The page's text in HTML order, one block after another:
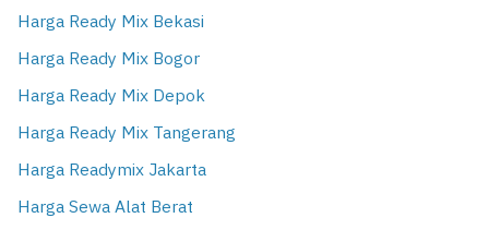
Harga Ready Mix Bekasi
Harga Ready Mix Bogor
Harga Ready Mix Depok
Harga Ready Mix Tangerang
Harga Readymix Jakarta
Harga Sewa Alat Berat